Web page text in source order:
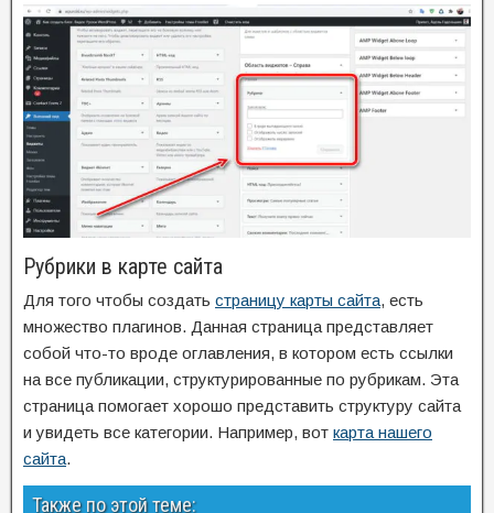
Рубрики в карте сайта
Для того чтобы создать страницу карты сайта, есть
множество плагинов. Данная страница представляет
собой что-то вроде оглавления, в котором есть ссылки
на все публикации, структурированные по рубрикам. Эта
страница помогает хорошо представить структуру сайта
и увидеть все категории. Например, вот карта нашего
сайта.
Также по этой теме: